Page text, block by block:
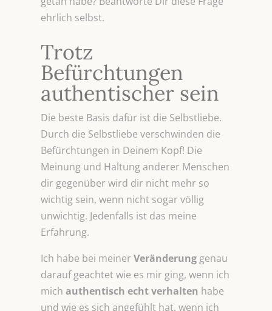
ehrlich selbst.
Trotz
Befürchtungen
authentischer sein
Die beste Basis dafür ist die Selbstliebe.
Durch die Selbstliebe verschwinden die
Befürchtungen in Deinem Kopf! Die
Meinung und Haltung anderer Menschen
dir gegenüber wird dir nicht mehr so
wichtig sein, wenn nicht sogar völlig
unwichtig. Jedenfalls ist das meine
Erfahrung.
Ich habe bei meiner Veränderung genau
darauf geachtet wie es mir ging, wenn ich
michauthentisch echt verhalten habe
und wie es sich angefühlt hat, wenn ich